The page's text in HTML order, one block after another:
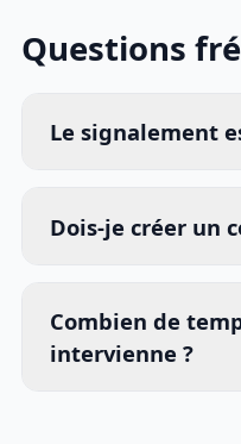
Questions
Le signalement
Dois-je créer un
Combien de
intervienne ?